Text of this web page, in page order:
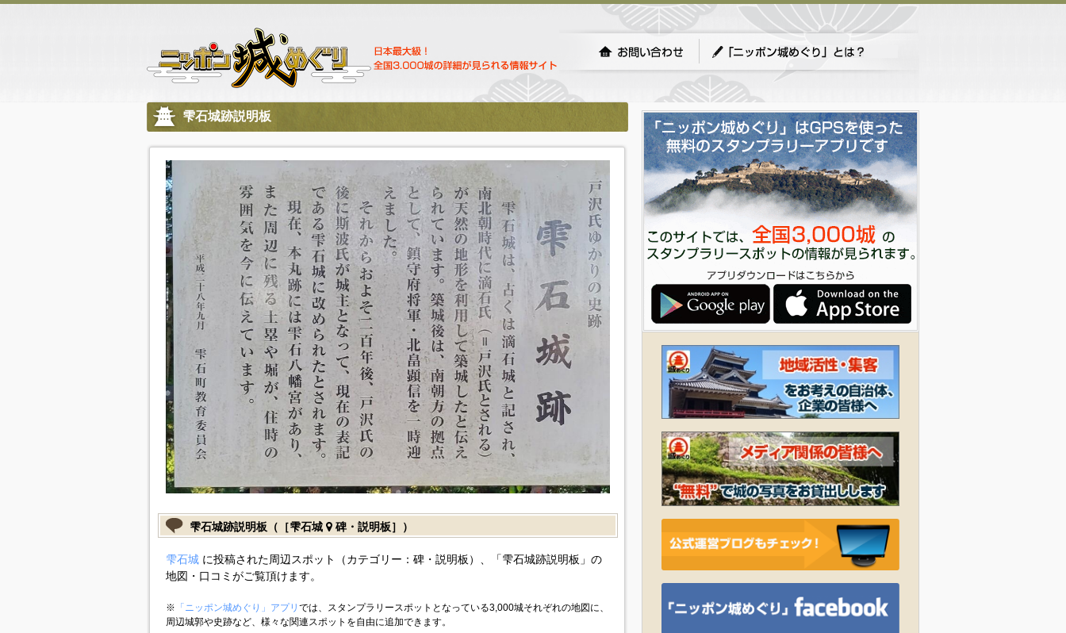
雫石城跡説明板
雫石城跡説明板（［雫石城 碑・説明板］）
雫石城に投稿された周辺スポット（カテゴリー：碑・説明板）、「雫石城跡説明板」の
地図・口コミがご覧頂けます。
※ 「ニッポン城めぐり」アプリ では、スタンプラリースポットとなっている3,000城それぞれの地図に、
周辺城郭や史跡など、様々な関連スポットを自由に追加できます。